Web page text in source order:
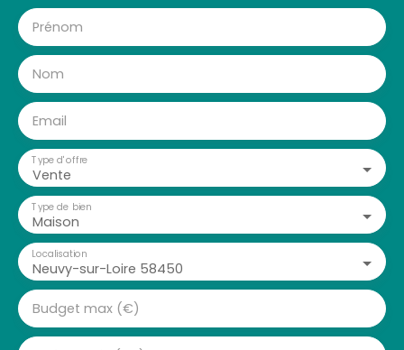
Prénom
Nom
Email
Vente
Type d'offre
Maison
Type de bien
Neuvy-sur-Loire 58450
Localisation
Budget max (€)